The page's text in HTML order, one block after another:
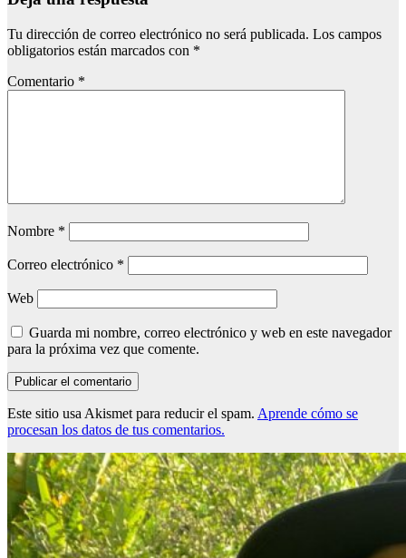
Tu dirección de correo electrónico no será publicada. Los campos
obligatorios están marcados con *
Comentario *
Nombre *
Correo electrónico *
Web
Guarda mi nombre, correo electrónico y web en este navegador
para la próxima vez que comente.
Este sitio usa Akismet para reducir el spam. Aprende cómo se
procesan los datos de tus comentarios.